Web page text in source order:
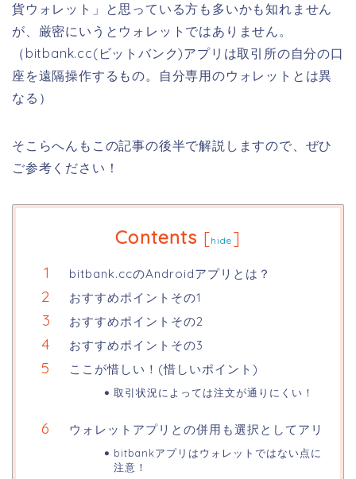
貨ウォレット」と思っている方も多いかも知れません
が、厳密にいうとウォレットではありません。
（bitbank.cc(ビットバンク)アプリは取引所の自分の口
座を遠隔操作するもの。自分専用のウォレットとは異
なる）
そこらへんもこの記事の後半で解説しますので、ぜひ
ご参考ください！
Contents [hide ]
bitbank.ccのAndroidアプリとは？
おすすめポイントその1
おすすめポイントその2
おすすめポイントその3
ここが惜しい！(惜しいポイント)
取引状況によっては注文が通りにくい！
ウォレットアプリとの併用も選択としてアリ
bitbankアプリはウォレットではない点に
注意！